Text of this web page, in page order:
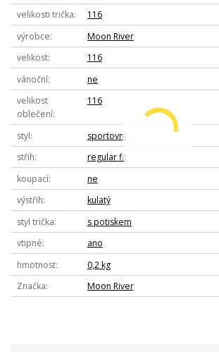
velikosti trička
116
výrobce
Moon River
velikost
116
vánoční
ne
velikost
oblečení
116
styl
sportovní
střih
regular fit
koupací
ne
výstřih
kulatý
styl trička
s potiskem
vtipné
ano
hmotnost
0,2 kg
Značka
Moon River